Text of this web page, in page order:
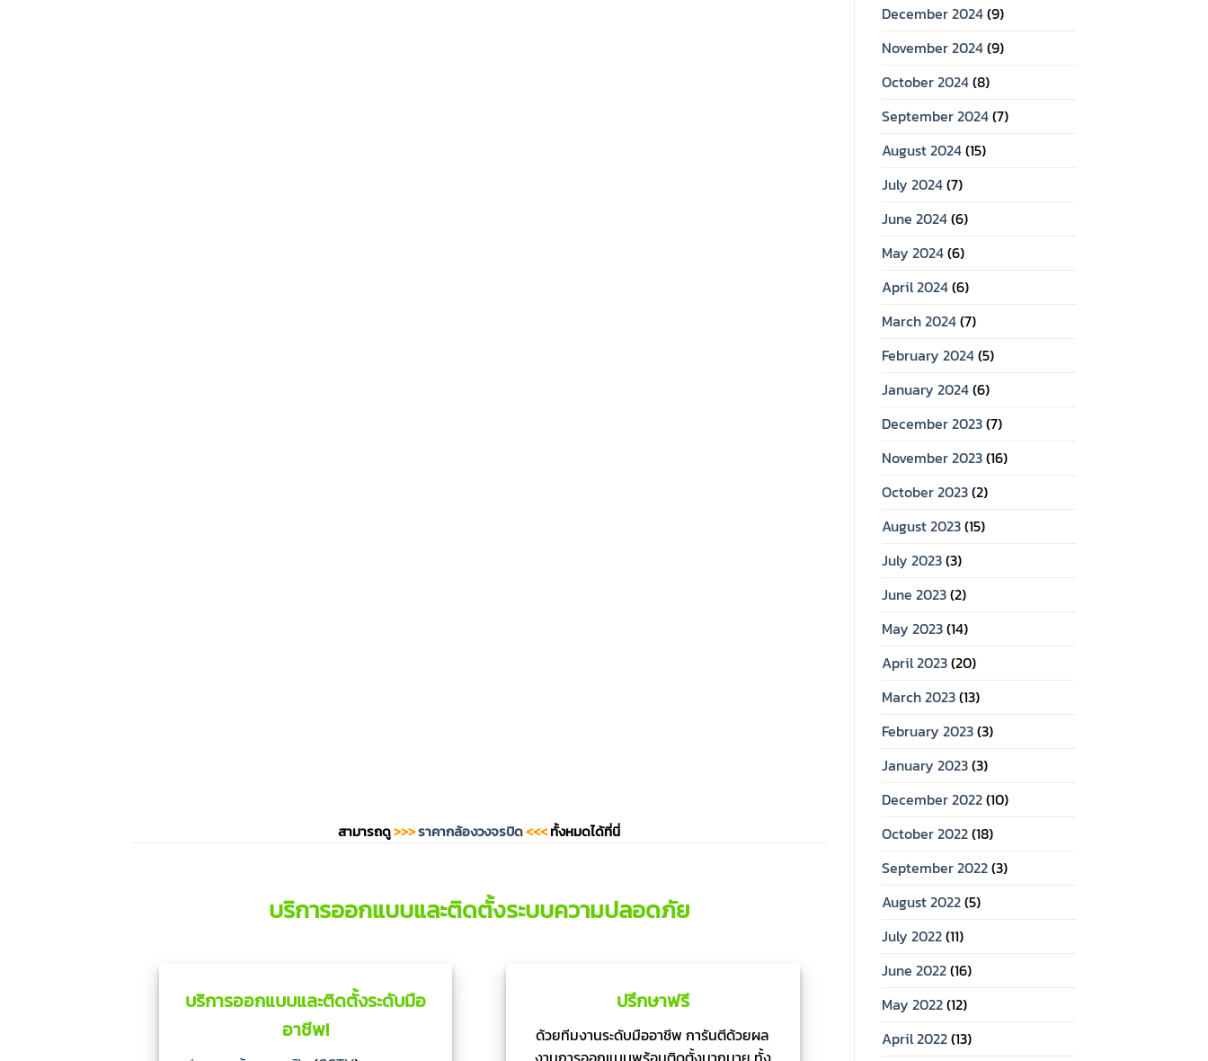
สามารถดู>>>ราคากล้องวงจรปิด<<<ทั้งหมดได้ที่นี่
บริการออกแบบและติดตั้งระบบความปลอดภัย
บริการออกแบบและติดตั้งระดับมือ
อาชีพ!
ปรึกษาฟรี
ด้วยทีมงานระดับมืออาชีพ การันตีด้วยผล
December 2024(9)
November 2024(9)
October 2024(8)
September 2024(7)
August 2024(15)
July 2024(7)
June 2024(6)
May 2024(6)
April 2024(6)
March 2024(7)
February 2024(5)
January 2024(6)
December 2023(7)
November 2023(16)
October 2023(2)
August 2023(15)
July 2023(3)
June 2023(2)
May 2023(14)
April 2023(20)
March 2023(13)
February 2023(3)
January 2023(3)
December 2022(10)
October 2022(18)
September 2022(3)
August 2022(5)
July 2022(11)
June 2022(16)
May 2022(12)
April 2022(13)